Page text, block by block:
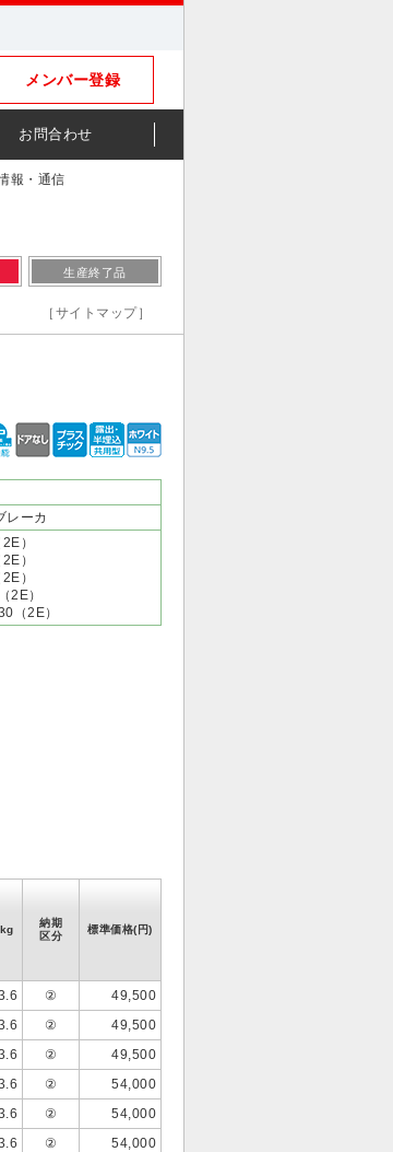
メンバー登録
お問合わせ
報・通信
生産終了品
［サイトマップ］
レーカ
）
）
）
2E）
（2E）
納期
区分
標準価格(円)
②
49,500
②
49,500
②
49,500
②
54,000
②
54,000
②
54,000